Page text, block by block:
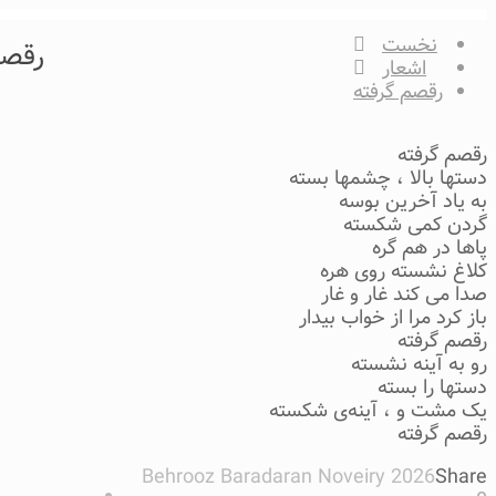
نخست
اشعار
رقصم گرفته
رقصم گرفته
دستها بالا ، چشمها بسته
به یاد آخرین بوسه
گردن کمی شکسته
پاها در هم گره
کلاغ نشسته روی هره
صدا می کند غار و غار
باز کرد مرا از خواب بیدار
رقصم گرفته
رو به آینه نشسته
دستها را بسته
یک مشت و ، آینه‌ی شکسته
رقصم گرفته
Share
Behrooz Baradaran Noveiry 2026